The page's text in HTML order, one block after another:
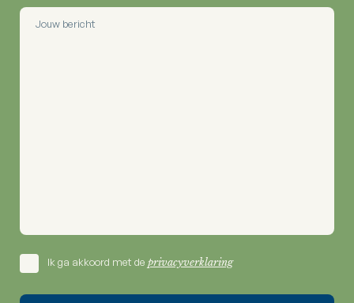
Ik ga akkoord met de privacyverklaring